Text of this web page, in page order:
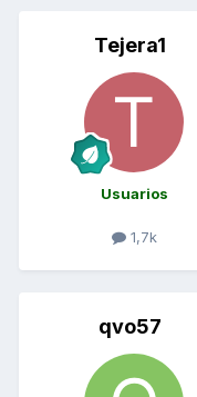
Tejera1
Usuarios
1,7k
qvo57